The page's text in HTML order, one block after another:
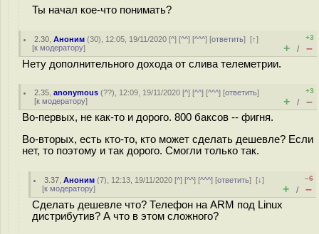
Ты начал кое-что понимать?
2.30 ,Аноним (30), 12:05, 19/11/2020 [^] [^^] [^^^] [ответить][↑]
[к модератору]
+3
+ / –
Нету дополнительного дохода от слива телеметрии.
2.35 ,anonymous (??), 12:09, 19/11/2020 [^] [^^] [^^^] [ответить]
[к модератору]
+3
+ / –
Во-первых, не как-то и дорого. 800 баксов -- фигня.
Во-вторых, есть кто-то, кто может сделать дешевле? Если
нет, то поэтому и так дорого. Смогли только так.
3.37 ,Аноним (7), 12:13, 19/11/2020 [^] [^^] [^^^] [ответить][↓]
[к модератору]
–6
+ / –
Сделать дешевле что? Телефон на ARM под Linux
дистрибутив? А что в этом сложного?